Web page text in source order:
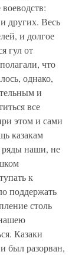
других. Весь
и долгое
гул от
что
однако,
и
все
этом и сами
казакам
ряды наши, не
к
поддержать
столь
Казаки
был разорван,